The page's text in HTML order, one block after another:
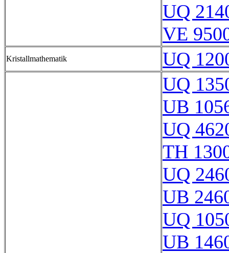
UQ
VE
Kristallmathematik UQ
UQ
UB
UQ
TH
UQ
UB
UQ
UB